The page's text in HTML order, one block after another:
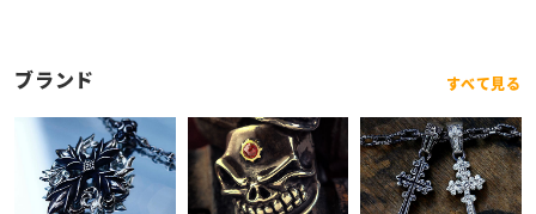
ブランド すべて見る